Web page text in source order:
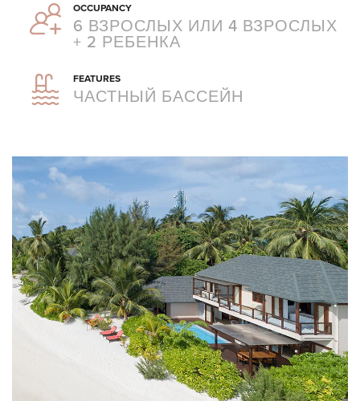
OCCUPANCY
6 ВЗРОСЛЫХ ИЛИ 4 ВЗРОСЛЫХ
+ 2 РЕБЕНКА
FEATURES
ЧАСТНЫЙ БАССЕЙН